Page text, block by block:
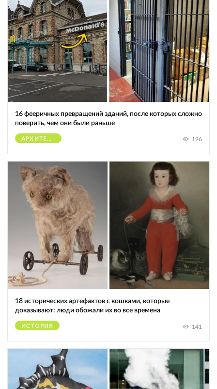
16 фееричных превращений зданий, после которых сложно
поверить, чем они были раньше
АРХИТЕКТУРА 196
18 исторических артефактов с кошками, которые
доказывают: люди обожали их во все времена
ИСТОРИЯ 141